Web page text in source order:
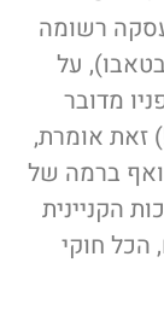
רשומה
על
מדובר
זאת אומרת,
ואף ברמה של
הקניינית
הכל חוקי